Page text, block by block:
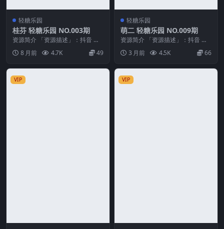
轻糖乐园
桂芬 轻糖乐园 NO.003期
资源简介 「资源描述」：抖音 桂
芬 轻糖乐园 NO.003期 【13P】
「资源...
8 月前 4.7K 49
轻糖乐园
萌二 轻糖乐园 NO.009期
资源简介 「资源描述」：抖音 萌
二 轻糖乐园 NO.009期 【24P】
「资源...
3 月前 4.5K 66
VIP VIP